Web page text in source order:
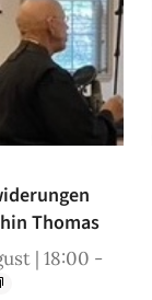
Thomas
| 18:00 -